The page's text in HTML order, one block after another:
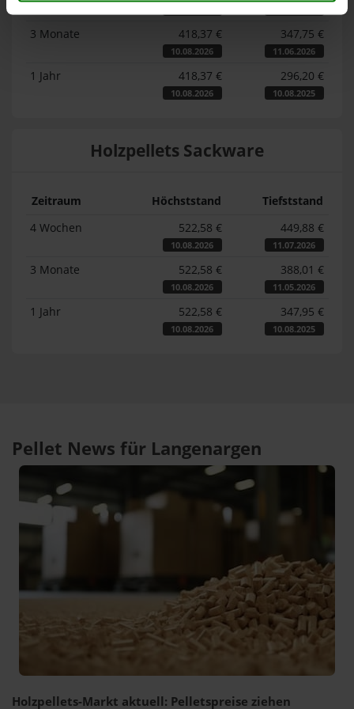
3 Monate 418,37 €
10.08.2026
347,75 €
11.06.2026
1 Jahr 418,37 €
10.08.2026
296,20 €
10.08.2025
Holzpellets Sackware
Zeitraum Höchststand
Tiefststand
4 Wochen
522,58 €
10.08.2026
449,88 €
11.07.2026
3 Monate 522,58 €
10.08.2026
388,01 €
11.05.2026
1 Jahr 522,58 €
10.08.2026
347,95 €
10.08.2025
Pellet News für Langenargen
Holzpellets-Markt aktuell: Pelletspreise ziehen